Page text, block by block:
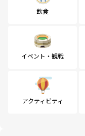
飲食
イベント・観戦
アクティビティ